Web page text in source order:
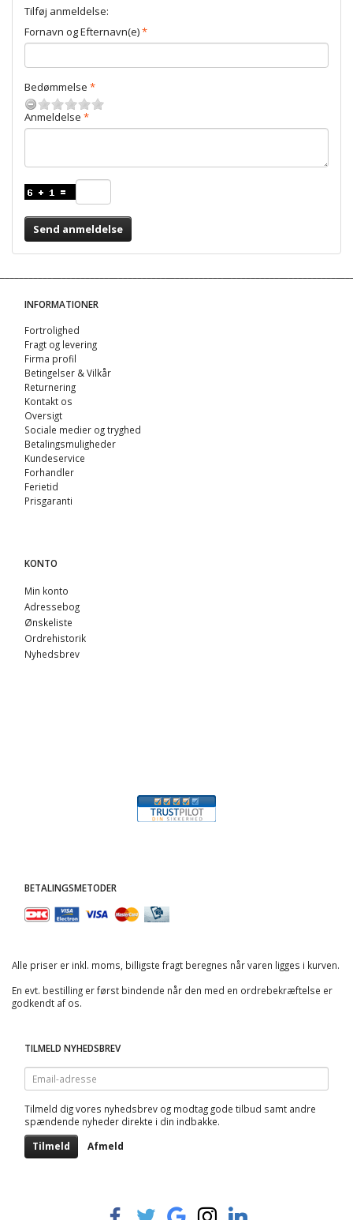
Tilføj anmeldelse:
Fornavn og Efternavn(e)
Bedømmelse
Anmeldelse
Send anmeldelse
INFORMATIONER
Fortrolighed
Fragt og levering
Firma profil
Betingelser & Vilkår
Returnering
Kontakt os
Oversigt
Sociale medier og tryghed
Betalingsmuligheder
Kundeservice
Forhandler
Ferietid
Prisgaranti
KONTO
Min konto
Adressebog
Ønskeliste
Ordrehistorik
Nyhedsbrev
BETALINGSMETODER
Alle priser er inkl. moms, billigste fragt beregnes når varen ligges i kurven.
En evt. bestilling er først bindende når den med en ordrebekræftelse er
godkendt af os.
TILMELD NYHEDSBREV
Email-
adresse
Tilmeld dig vores nyhedsbrev og modtag gode tilbud samt andre
spændende nyheder direkte i din indbakke.
Tilmeld Afmeld